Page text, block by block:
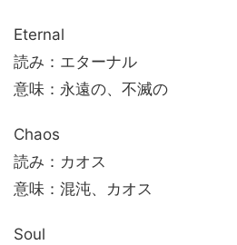
Eternal
読み：エターナル
意味：永遠の、不滅の
Chaos
読み：カオス
意味：混沌、カオス
Soul